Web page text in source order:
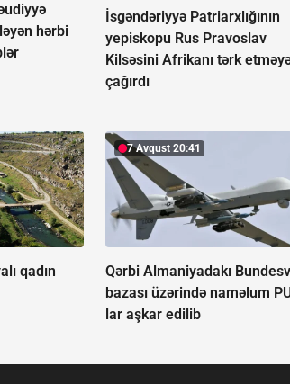
hərbi
İsgəndəriyyə Patriarxlığının
yepiskopu Rus Pravoslav
Kilsəsini Afrikanı tərk
çağırdı
qadın
7 Avqust 20:41
Qərbi Almaniyadakı
bazası üzərində naməlum
lar aşkar edilib